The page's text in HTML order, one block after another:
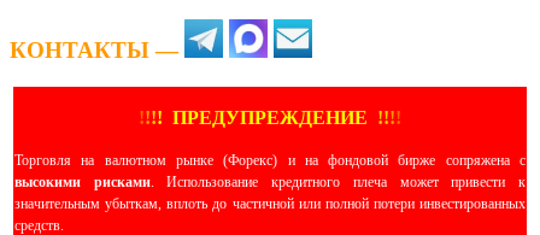
КОНТАКТЫ —
!!!! ПРЕДУПРЕЖДЕНИЕ !!!!
Торговля на валютном рынке (Форекс) и на фондовой бирже сопряжена с
высокими рисками. Использование кредитного плеча может привести к
значительным убыткам, вплоть до частичной или полной потери инвестированных
средств.